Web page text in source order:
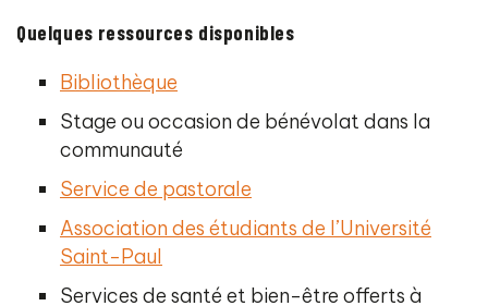
Quelques ressources disponibles
Bibliothèque
Stage ou occasion de bénévolat dans la
communauté
Service de pastorale
Association des étudiants de l’Université
Saint-Paul
Services de santé et bien-être offerts à